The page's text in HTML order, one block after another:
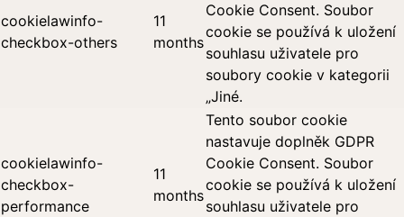
cookielawinfo-
checkbox-others
11
months
Cookie Consent. Soubor
cookie se používá k uložení
souhlasu uživatele pro
soubory cookie v kategorii
„Jiné.
cookielawinfo-
checkbox-
performance
11
months
Tento soubor cookie
nastavuje doplněk GDPR
Cookie Consent. Soubor
cookie se používá k uložení
souhlasu uživatele pro